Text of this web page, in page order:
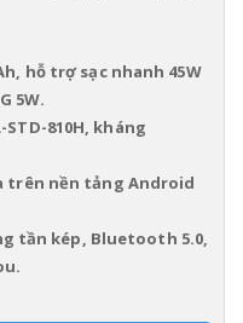
hỗ trợ sạc nhanh 45W
5W.
810H, kháng
trên nền tảng Android
tần kép, Bluetooth 5.0,